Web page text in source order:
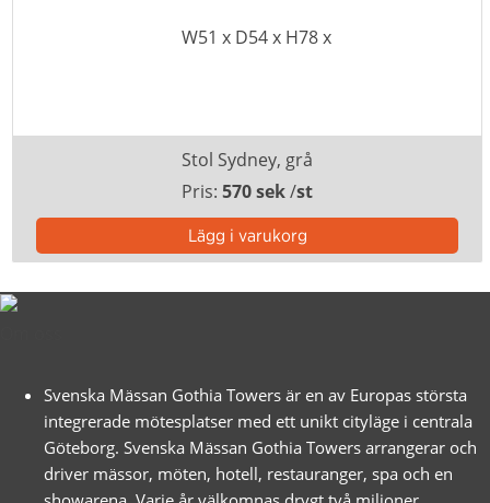
Stol Sydney, grå
Pris: 570 sek/st
Svenska Mässan Gothia Towers är en av Europas största
integrerade mötesplatser med ett unikt cityläge i centrala
Göteborg. Svenska Mässan Gothia Towers arrangerar och
driver mässor, möten, hotell, restauranger, spa och en